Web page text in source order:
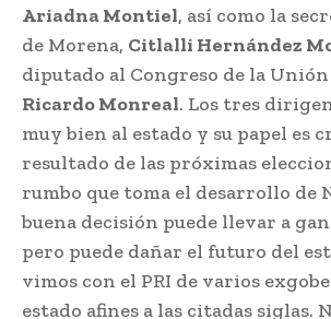
Ariadna Montiel, así como la
de Morena, Citlalli Hernández
diputado al Congreso de la
Ricardo Monreal. Los tres
muy bien al estado y su papel es
resultado de las próximas
rumbo que toma el desarrollo de
buena decisión puede llevar a
pero puede dañar el futuro del
vimos con el PRI de varios
estado afines a las citadas siglas.